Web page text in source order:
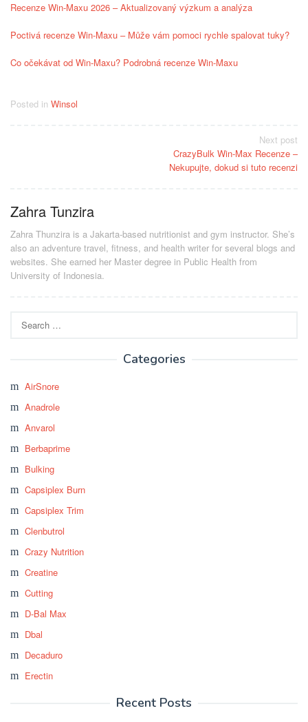
Recenze Win-Maxu 2026 – Aktualizovaný výzkum a analýza
Poctivá recenze Win-Maxu – Může vám pomoci rychle spalovat tuky?
Co očekávat od Win-Maxu? Podrobná recenze Win-Maxu
Posted in Winsol
Next post
CrazyBulk Win-Max Recenze –
Nekupujte, dokud si tuto recenzi
Zahra Tunzira
Zahra Thunzira is a Jakarta-based nutritionist and gym instructor. She’s
also an adventure travel, fitness, and health writer for several blogs and
websites. She earned her Master degree in Public Health from
University of Indonesia.
for:
Categories
AirSnore
Anadrole
Anvarol
Berbaprime
Bulking
Capsiplex Burn
Capsiplex Trim
Clenbutrol
Crazy Nutrition
Creatine
Cutting
D-Bal Max
Dbal
Decaduro
Erectin
Recent Posts